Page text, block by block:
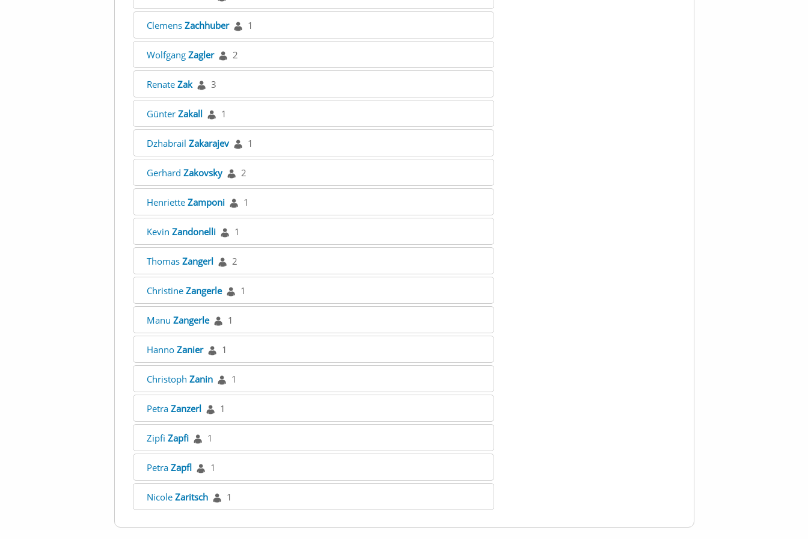
Clemens Zachhuber 1
Wolfgang Zagler 2
Renate Zak 3
Günter Zakall 1
Dzhabrail Zakarajev 1
Gerhard Zakovsky 2
Henriette Zamponi 1
Kevin Zandonelli 1
Thomas Zangerl 2
Christine Zangerle 1
Manu Zangerle 1
Hanno Zanier 1
Christoph Zanin 1
Petra Zanzerl 1
Zipfi Zapfi 1
Petra Zapfl 1
Nicole Zaritsch 1